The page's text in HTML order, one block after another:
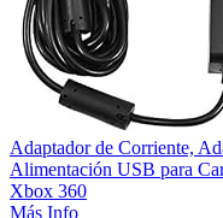
Adaptador de Corriente,
Alimentación USB para
Xbox 360
Más Info